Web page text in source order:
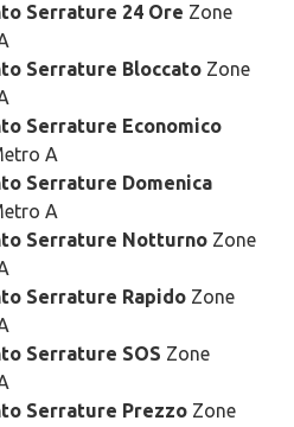
Serrature 24 Ore Zone
Serrature Bloccato Zone
Serrature Economico
A
Serrature Domenica
A
Serrature Notturno Zone
Serrature Rapido Zone
Serrature SOS Zone
Serrature Prezzo Zone